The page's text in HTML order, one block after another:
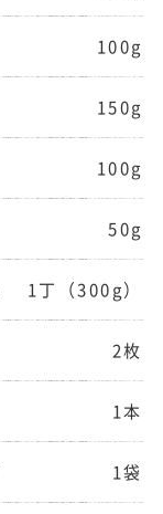
100g
150g
100g
50g
1丁（300g）
2枚
1本
1袋